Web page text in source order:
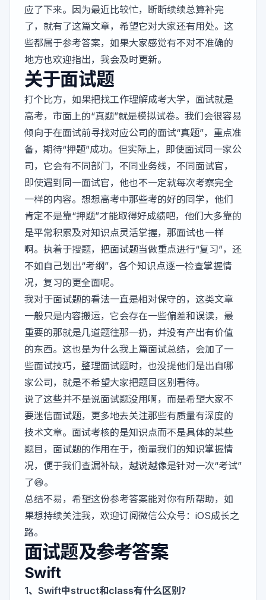
应了下来。因为最近比较忙，断断续续总算补完
了，就有了这篇文章，希望它对大家还有用处。这
些都属于参考答案，如果大家感觉有不对不准确的
地方也欢迎指出，我会及时更新。
关于面试题
打个比方，如果把找工作理解成考大学，面试就是
高考，市面上的“真题”就是模拟试卷。我们会很容易
倾向于在面试前寻找对应公司的面试“真题”，重点准
备，期待“押题”成功。但实际上，即使面试同一家公
司，它会有不同部门，不同业务线，不同面试官，
即使遇到同一面试官，他也不一定就每次考察完全
一样的内容。想想高考中那些考的好的同学，他们
肯定不是靠“押题”才能取得好成绩吧，他们大多靠的
是平常积累及对知识点灵活掌握，那面试也一样
啊。执着于搜题，把面试题当做重点进行“复习”，还
不如自己划出“考纲”，各个知识点逐一检查掌握情
况，复习的更全面呢。
我对于面试题的看法一直是相对保守的，这类文章
一般只是内容搬运，它会存在一些偏差和误读，最
重要的那就是几道题往那一扔，并没有产出有价值
的东西。这也是为什么我上篇面试总结，会加了一
些面试技巧，整理面试题时，也没提他们是出自哪
家公司，就是不希望大家把题目区别看待。
说了这些并不是说面试题没用啊，而是希望大家不
要迷信面试题，更多地去关注那些有质量有深度的
技术文章。面试考核的是知识点而不是具体的某些
题目，面试题的作用在于，衡量我们的知识掌握情
况，便于我们查漏补缺，越说越像是针对一次“考试”
了😄。
总结不易，希望这份参考答案能对你有所帮助，如
果想持续关注我，欢迎订阅微信公众号：iOS成长之
路。
面试题及参考答案
Swift
1、Swift中struct和class有什么区别？